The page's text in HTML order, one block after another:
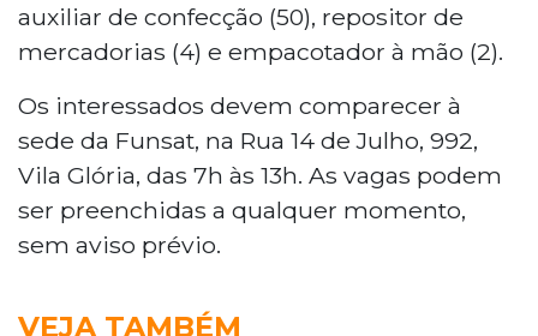
auxiliar de confecção (50), repositor de
mercadorias (4) e empacotador à mão (2).
Os interessados devem comparecer à
sede da Funsat, na Rua 14 de Julho, 992,
Vila Glória, das 7h às 13h. As vagas podem
ser preenchidas a qualquer momento,
sem aviso prévio.
VEJA TAMBÉM